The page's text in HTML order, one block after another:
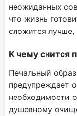
неожиданных
что жизнь
сложится
К чему снится
Печальный
предупреждает
необходимости
душевному